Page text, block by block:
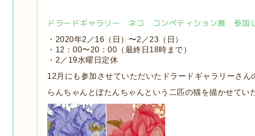
ドラードギャラリー ネコ コンペティション展 参加し
・2020年2／16（日）〜2／23（日）
・12：00〜20：00（最終日18時まで）
・2／19水曜日定休
12月にも参加させていただいたドラードギャラリーさん
らんちゃんとぼたんちゃんという二匹の猫を描かせてい